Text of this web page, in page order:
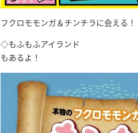
フクロモモンガ＆チンチラに会える！
◇もふもふアイランド
もあるよ！